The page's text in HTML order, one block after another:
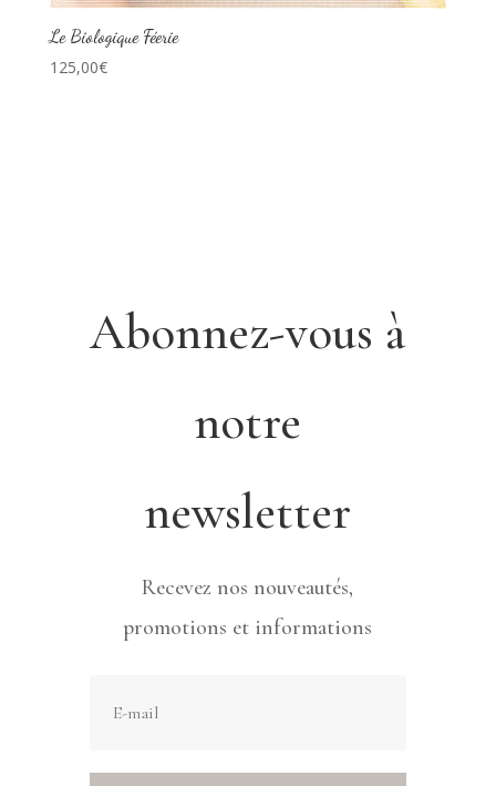
Le Biologique Féerie
125,00€
Abonnez-vous à
notre
newsletter
Recevez nos nouveautés,
promotions et informations